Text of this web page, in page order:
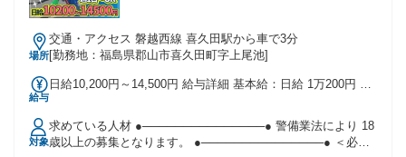
す！ 安心してくださいね♪
場所
交通・アクセス 磐越西線 喜久田駅から車で3分
[勤務地：福島県郡山市喜久田町字上尾池]
給与
日給10,200円～14,500円 給与詳細 基本給：日給 1万200円 〜
われる通勤・皆勤・家族手当金額：なし 全員に一律で支払わ
れるその他手当金額：なし ◆資格手当あり：会社規定 ◆昇給
あり ◆賞与あり：年2回 ※週払い・日払いは相談可能です。
対象
求めている人材 ●───────────────● 警備業法により 18
歳以上の募集となります。 ●───────────────● ＜必須